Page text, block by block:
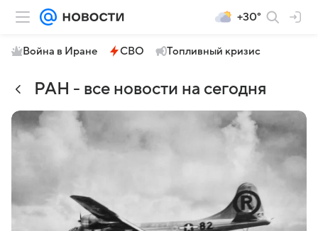
+30°
Война в Иране СВО Топливный кризис
РАН - все новости на сегодня